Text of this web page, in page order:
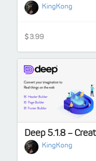
KingKong
3.99
KingKong